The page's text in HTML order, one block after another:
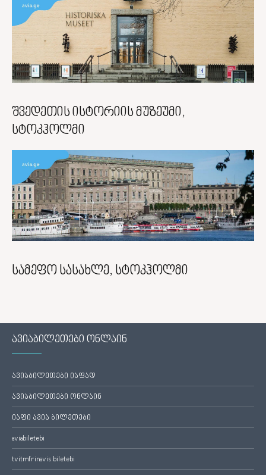
შვედეთის ისტორიის მუზეუმი,
სტოკჰოლმი
სამეფო სასახლე, სტოკჰოლმი
ავიაბილეთები ონლაინ
ავიაბილეთები იაფად
ავიაბილეთები ონლაინ
იაფი ავია ბილეთები
aviabiletebi
tvitmfrinavis biletebi